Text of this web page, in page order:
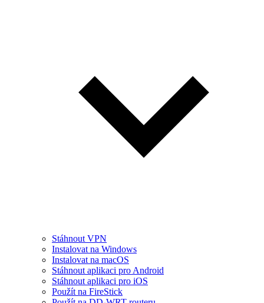
Stáhnout VPN
Instalovat na Windows
Instalovat na macOS
Stáhnout aplikaci pro Android
Stáhnout aplikaci pro iOS
Použít na FireStick